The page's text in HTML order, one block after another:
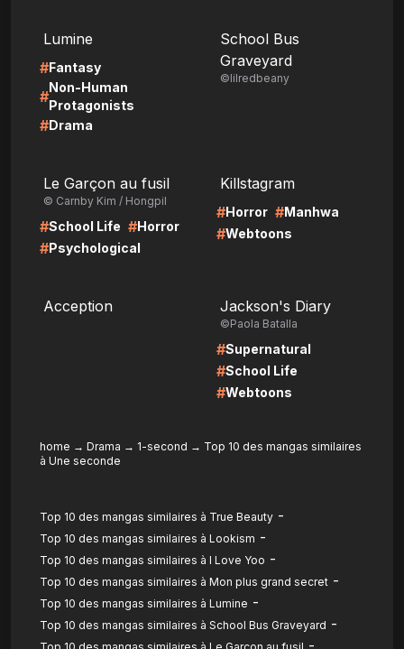
Lumine
#Fantasy
#
Non-Human
Protagonists
#Drama
School Bus
Graveyard
©lilredbeany
Le Garçon au fusil
© Carnby Kim / Hongpil
#School Life #Horror
#Psychological
Killstagram
#Horror #Manhwa
#Webtoons
Acception
Jackson's Diary
©Paola Batalla
#Supernatural
#School Life
#Webtoons
home → Drama → 1-second → Top 10 des mangas similaires
à Une seconde
Top 10 des mangas similaires à True Beauty -
Top 10 des mangas similaires à Lookism -
Top 10 des mangas similaires à I Love Yoo -
Top 10 des mangas similaires à Mon plus grand secret -
Top 10 des mangas similaires à Lumine -
Top 10 des mangas similaires à School Bus Graveyard -
-